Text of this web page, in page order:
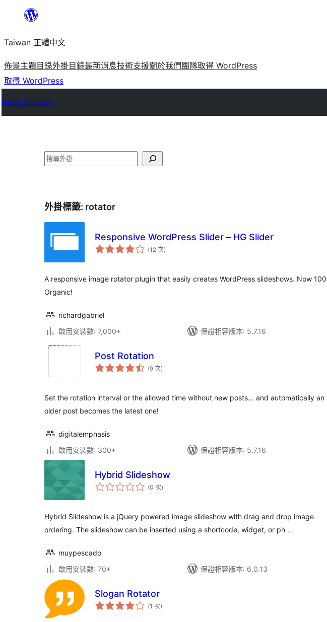
主
要
內
容
Taiwan 正體中文
佈景主題目錄外掛目錄最新消息技術支援關於我們 團隊取得 WordPress
取得 WordPress
Plugin Directory
搜
外掛標籤: rotator
Responsive WordPress Slider – HG Slider
(12 次評
分)
A responsive image rotator plugin that easily creates WordPress slideshows. Now
Organic!
richardgabriel
啟用安裝數: 7,000+
保證相容版本: 5.7.16
Post Rotation
(9 次評
分)
Set the rotation interval or the allowed time without new posts… and automatically an
older post becomes the latest one!
digitalemphasis
啟用安裝數: 300+
保證相容版本: 5.7.16
Hybrid Slideshow
(0 次評
分)
Hybrid Slideshow is a jQuery powered image slideshow with drag and drop image
ordering. The slideshow can be inserted using a shortcode, widget, or ph …
muypescado
啟用安裝數: 70+
保證相容版本: 6.0.13
Slogan Rotator
(1 次評
分)